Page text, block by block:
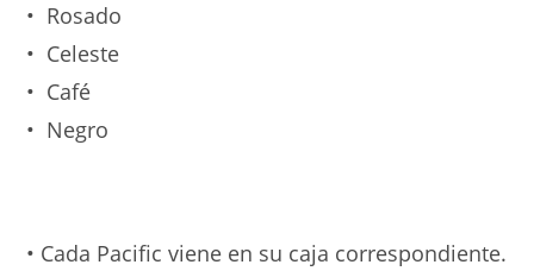
• Rosado
• Celeste
• Café
• Negro
• Cada Pacific viene en su caja correspondiente.